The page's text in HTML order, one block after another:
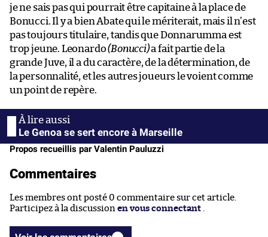
je ne sais pas qui pourrait être capitaine à la place de
Bonucci. Il y a bien Abate qui le mériterait, mais il n’est
pas toujours titulaire, tandis que Donnarumma est
trop jeune. Leonardo(Bonucci)a fait partie de la
grande Juve, il a du caractère, de la détermination, de
la personnalité, et les autres joueurs le voient comme
un point de repère.
Le Genoa se sert encore à Marseille
Propos recueillis par Valentin Pauluzzi
Commentaires
Les membres ont posté 0 commentaire sur cet article.
Participez à la discussion en vous connectant .